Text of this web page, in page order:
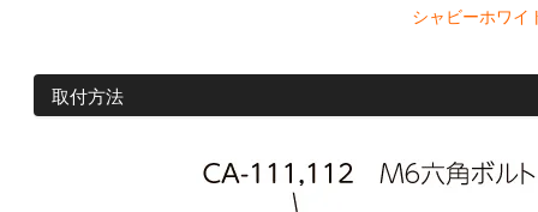
シャビーホワイ
取付方法